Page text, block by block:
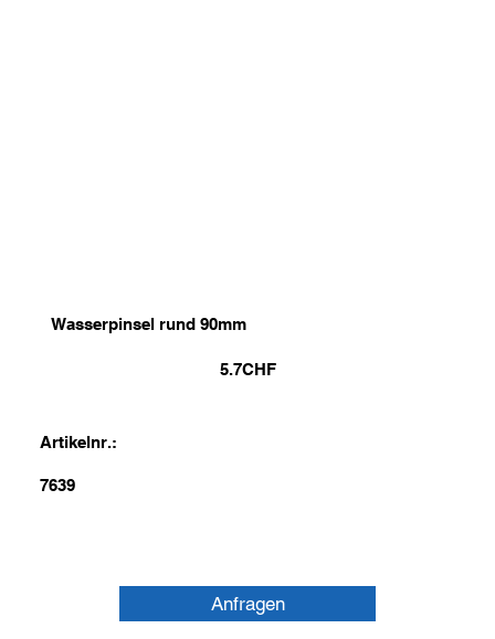
Wasserpinsel rund 90mm
5.7CHF
Artikelnr.:
7639
Anfragen